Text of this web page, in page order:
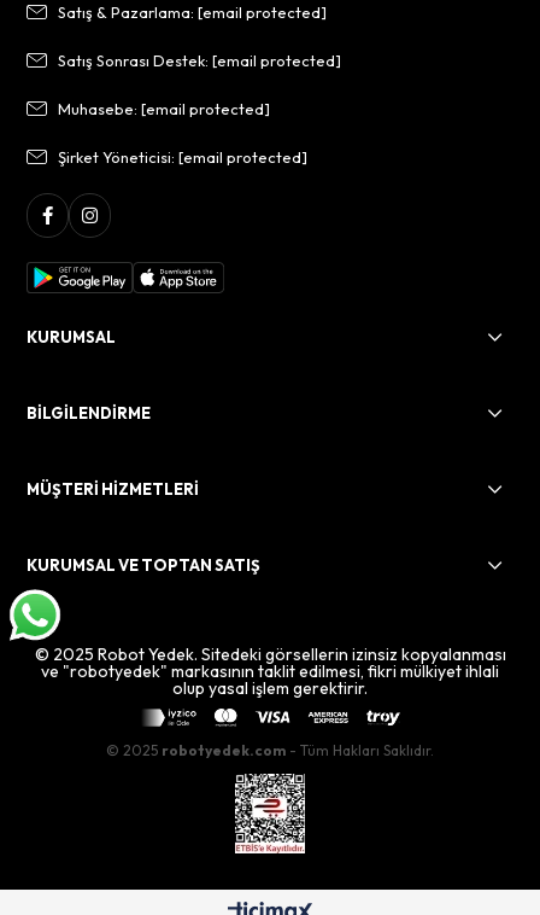
Satış & Pazarlama:[email protected]
Satış Sonrası Destek:[email protected]
Muhasebe:[email protected]
Şirket Yöneticisi:[email protected]
KURUMSAL
BİLGİLENDİRME
MÜŞTERİ HİZMETLERİ
KURUMSAL VE TOPTAN SATIŞ
© 2025 Robot Yedek. Sitedeki görsellerin izinsiz kopyalanması
ve "robotyedek" markasının taklit edilmesi, fikri mülkiyet ihlali
olup yasal işlem gerektirir.
© 2025 robotyedek.com - Tüm Hakları Saklıdır.